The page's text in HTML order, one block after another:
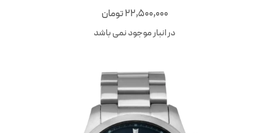
22,500,000تومان
در انبار موجود نمی باشد